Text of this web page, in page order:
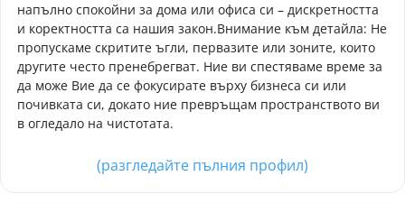
напълно спокойни за дома или офиса си – дискретността
и коректността са нашия закон. ​Внимание към детайла: Не
пропускаме скритите ъгли, первазите или зоните, които
другите често пренебрегват. ​ Ние ви спестяваме време за
да може Вие да се фокусирате върху бизнеса си или
почивката си, докато ние превръщам пространството ви
в огледало на чистотата.
(разгледайте пълния профил)